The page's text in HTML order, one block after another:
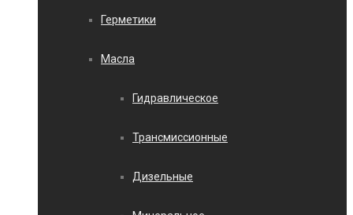
Герметики
Масла
Гидравлическое
Трансмиссионные
Дизельные